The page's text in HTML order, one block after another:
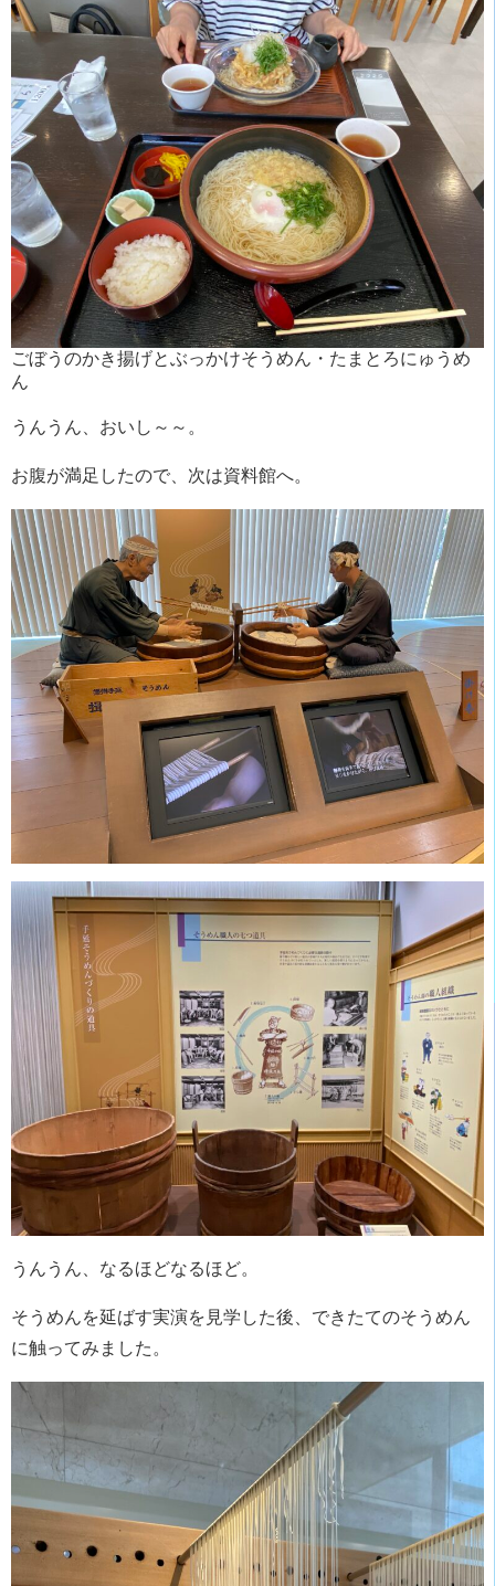
ごぼうのかき揚げとぶっかけそうめん・たまとろにゅうめ
ん
うんうん、おいし～～。
お腹が満足したので、次は資料館へ。
うんうん、なるほどなるほど。
そうめんを延ばす実演を見学した後、できたてのそうめん
に触ってみました。